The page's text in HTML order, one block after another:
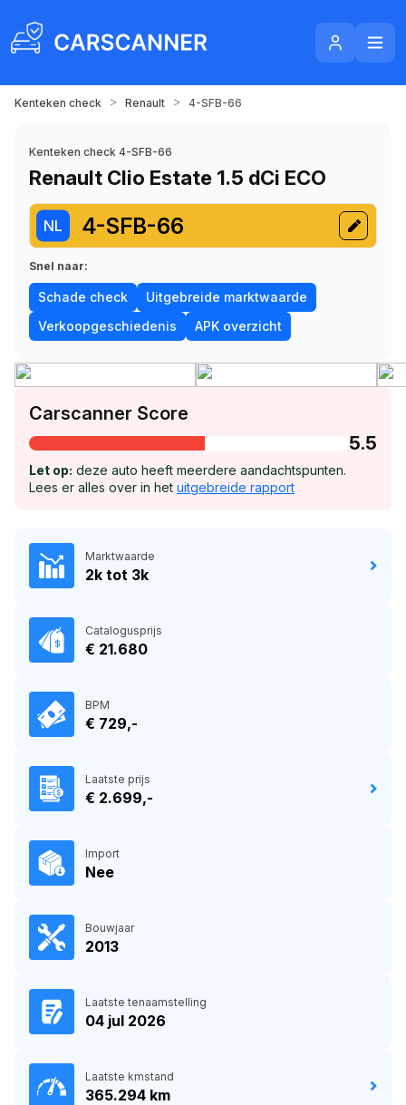
Kenteken check > Renault > 4-SFB-66
Kenteken check 4-SFB-66
Renault Clio Estate 1.5 dCi ECO
NL 4-SFB-66
Snel naar:
Schade check
Uitgebreide marktwaarde
Verkoopgeschiedenis
APK overzicht
Carscanner Score
5.5
Let op: deze auto heeft meerdere aandachtspunten.
Lees er alles over in het uitgebreide rapport
Marktwaarde
2k tot 3k
Catalogusprijs
€ 21.680
BPM
€ 729,-
Laatste prijs
€ 2.699,-
Import
Nee
Bouwjaar
2013
Laatste tenaamstelling
04 jul 2026
Laatste kmstand
365.294 km